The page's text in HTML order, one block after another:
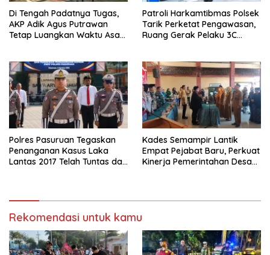
Di Tengah Padatnya Tugas,
AKP Adik Agus Putrawan
Tetap Luangkan Waktu Asah
Patroli Harkamtibmas Polsek
Tarik Perketat Pengawasan,
Ruang Gerak Pelaku 3C
Polres Pasuruan Tegaskan
Penanganan Kasus Laka
Lantas 2017 Telah Tuntas dan
Kades Semampir Lantik
Empat Pejabat Baru, Perkuat
Kinerja Pemerintahan Desa
Rekomendasi untuk kamu